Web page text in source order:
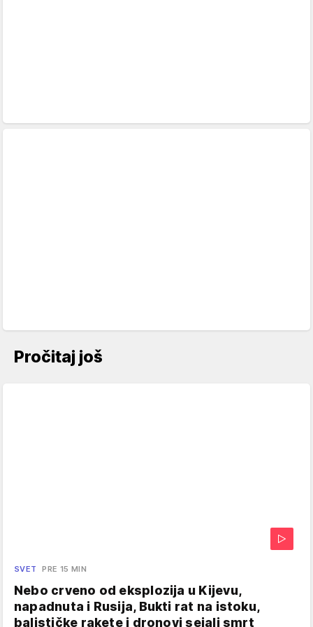
Pročitaj još
SVET PRE 15 MIN
Nebo crveno od eksplozija u Kijevu,
napadnuta i Rusija, Bukti rat na istoku,
balističke rakete i dronovi sejali smrt